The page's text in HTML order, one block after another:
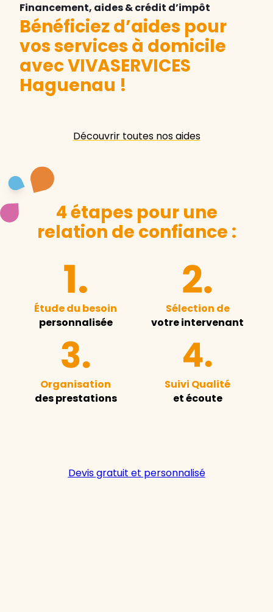
Financement, aides & crédit d’impôt
Bénéficiez d’aides pour
vos services à domicile
avec VIVASERVICES
Haguenau !
Découvrir toutes nos aides
4 étapes pour une
relation de confiance :
Étude du besoin
personnalisée
Sélection de
votre intervenant
Organisation
des prestations
Suivi Qualité
et écoute
Devis gratuit et personnalisé